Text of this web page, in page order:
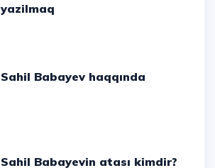
yazilmaq
Sahil Babayev haqqında
Sahil Babayevin atası kimdir?